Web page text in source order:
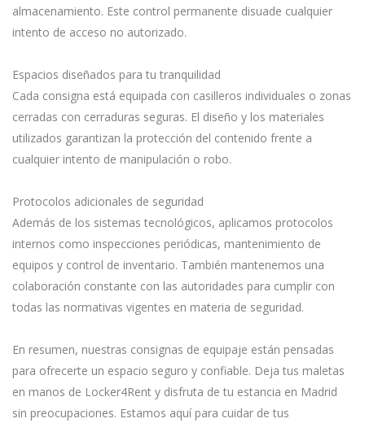
almacenamiento. Este control permanente disuade cualquier
intento de acceso no autorizado.
Espacios diseñados para tu tranquilidad
Cada consigna está equipada con casilleros individuales o zonas
cerradas con cerraduras seguras. El diseño y los materiales
utilizados garantizan la protección del contenido frente a
cualquier intento de manipulación o robo.
Protocolos adicionales de seguridad
Además de los sistemas tecnológicos, aplicamos protocolos
internos como inspecciones periódicas, mantenimiento de
equipos y control de inventario. También mantenemos una
colaboración constante con las autoridades para cumplir con
todas las normativas vigentes en materia de seguridad.
En resumen, nuestras consignas de equipaje están pensadas
para ofrecerte un espacio seguro y confiable. Deja tus maletas
en manos de Locker4Rent y disfruta de tu estancia en Madrid
sin preocupaciones. Estamos aquí para cuidar de tus